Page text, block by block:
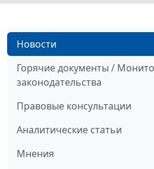
Новости
Горячие документы /
законодательства
Правовые консультации
Аналитические статьи
Мнения